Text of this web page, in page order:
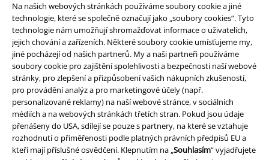
Na našich webových stránkách používáme soubory cookie a jiné
technologie, které se společně označují jako „soubory cookies“. Tyto
technologie nám umožňují shromažďovat informace o uživatelích,
jejich chování a zařízeních. Některé soubory cookie umísťujeme my,
jiné pocházejí od našich partnerů. My a naši partneři používáme
soubory cookie pro zajištění spolehlivosti a bezpečnosti naší webové
stránky, pro zlepšení a přizpůsobení vašich nákupních zkušeností,
pro provádění analýz a pro marketingové účely (např.
personalizované reklamy) na naší webové stránce, v sociálních
médiích a na webových stránkách třetích stran. Pokud jsou údaje
přenášeny do USA, sdílejí se pouze s partnery, na které se vztahuje
rozhodnutí o přiměřenosti podle platných právních předpisů EU a
kteří mají příslušné osvědčení. Klepnutím na „Souhlasím“ vyjadřujete
Právní informace
Podmínky
Prohlášení